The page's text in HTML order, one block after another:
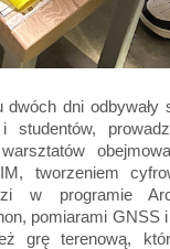
dni odbywały
tworzeniem
w programie
pomiarami GNSS
grę terenową,